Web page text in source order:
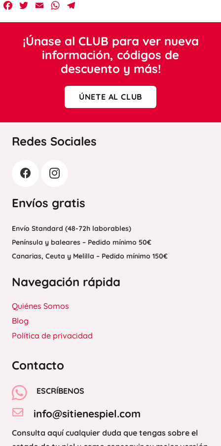
Facebook
TwitterEmail WhatsApp
¡Únase al CLUB para ver nueva
información, códigos de
descuento y más!
ÚNETE AL CLUB
Redes Sociales
Envíos gratis
Envío Standard (48-72h laborables)
Península y baleares – Pedido mínimo 50€
Canarias, Ceuta y Melilla – Pedido mínimo 150€
Navegación rápida
Quiénes Somos
Blog
Política de privacidad
Contacto
ESCRÍBENOS
info@sitienespiel.com
Consulta aquí cualquier duda que tengas sobre el